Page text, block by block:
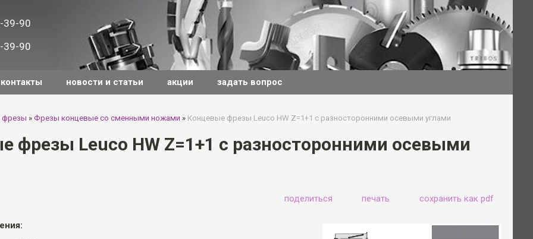
39-90
39-90
контакты новости и статьи акции задать вопрос
фрезы » Фрезы концевые со сменными ножами » Концевые фрезы Leuco HW Z=1+1 с разносторонними осевыми углами
фрезы Leuco HW Z=1+1 с разносторонними осевыми
поделиться печать сохранить как pdf